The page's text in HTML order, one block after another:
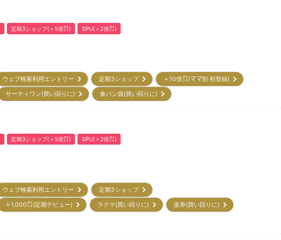
定期3ショップ(＋5倍㌽) SPU(＋2倍㌽)
ウェブ検索利用エントリー 定期3ショップ
＋10倍㌽(ママ割 初登録)
サーティワン(買い回りに) 食パン袋(買い回りに)
定期3ショップ(＋5倍㌽) SPU(＋2倍㌽)
ウェブ検索利用エントリー
定期3ショップ
＋1,000㌽(定期デビュー) ラクマ(買い回りに)
楽券(買い回りに)